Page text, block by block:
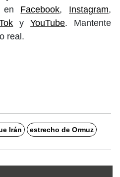
en Facebook, Instagram,
yYouTube. Mantente
real.
Irán estrecho de Ormuz